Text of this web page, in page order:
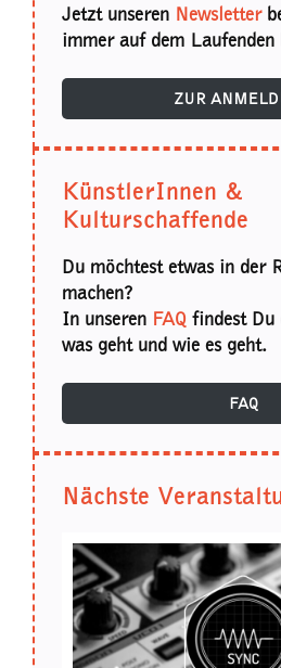
Jetzt unseren Newsletter
immer auf dem Laufenden
ZUR
KünstlerInnen &
Kulturschaffende
Du möchtest etwas in der
machen?
In unseren FAQ findest Du
was geht und wie es geht.
FAQ
Nächste